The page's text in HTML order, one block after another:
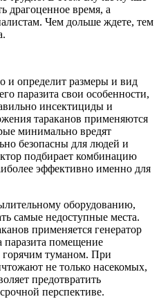
драгоценное время, а
Чем дольше ждете, тем
и определит размеры и вид
паразита свои особенности,
инсектициды и
тараканов применяются
минимально вредят
безопасны для людей и
подбирает комбинацию
эффективно именно для
оборудованию,
самые недоступные места.
применяется генератор
паразита помещение
горячим туманом. При
не только насекомых,
предотвратить
перспективе.